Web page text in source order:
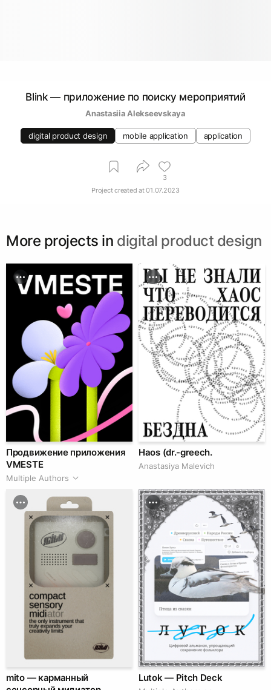
Blink — приложение по поиску мероприятий
Anastasiia Alekseevskaya
digital product design mobile application application
3
Project created at01.07.2023
More projects in digital product design
Продвижение приложения
VMESTE
Multiple Authors
Haos (dr.-greech.
Anastasiya Malevich
mito — карманный
Lutok — Pitch Deck